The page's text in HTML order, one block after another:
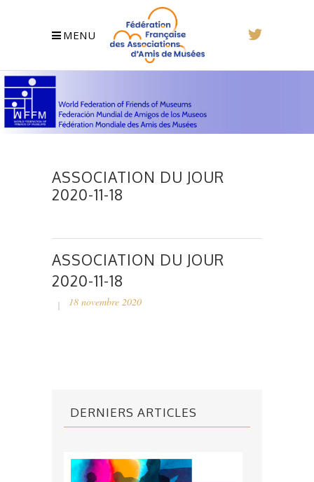
MENU
ASSOCIATION DU JOUR
2020-11-18
ASSOCIATION DU JOUR
2020-11-18
18 novembre 2020
DERNIERS ARTICLES